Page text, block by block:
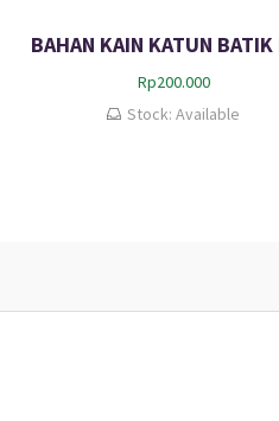
Rp200.000
Stock: Available